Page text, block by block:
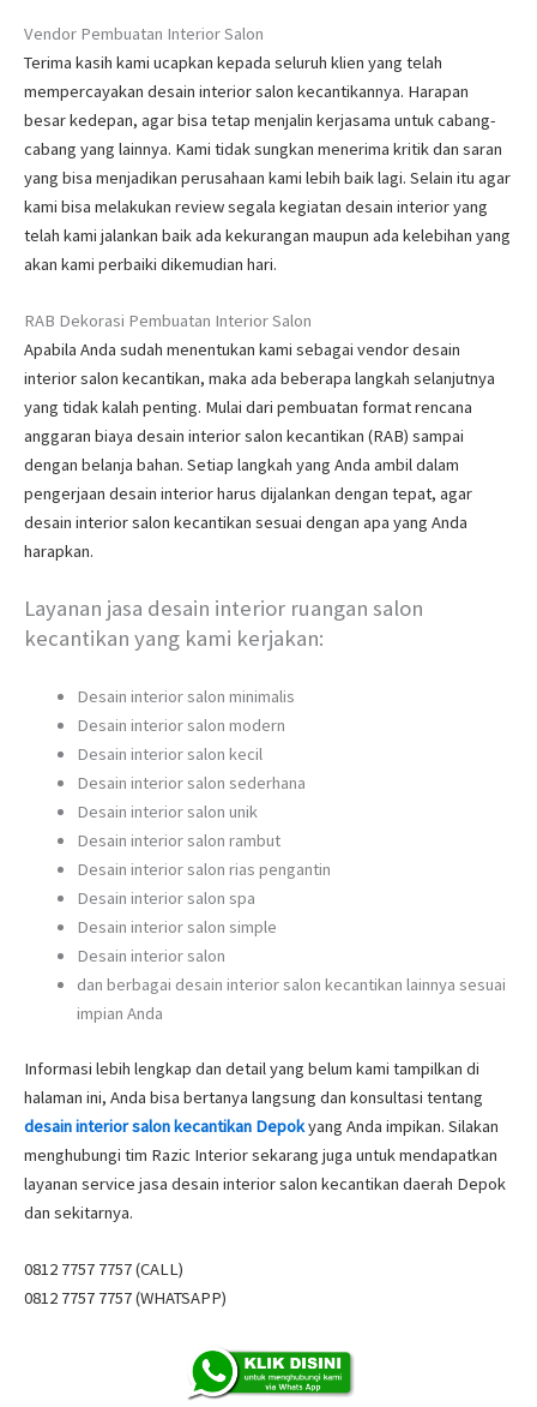
Vendor Pembuatan Interior Salon
Terima kasih kami ucapkan kepada seluruh klien yang telah
mempercayakan desain interior salon kecantikannya. Harapan
besar kedepan, agar bisa tetap menjalin kerjasama untuk cabang-
cabang yang lainnya. Kami tidak sungkan menerima kritik dan saran
yang bisa menjadikan perusahaan kami lebih baik lagi. Selain itu agar
kami bisa melakukan review segala kegiatan desain interior yang
telah kami jalankan baik ada kekurangan maupun ada kelebihan yang
akan kami perbaiki dikemudian hari.
RAB Dekorasi Pembuatan Interior Salon
Apabila Anda sudah menentukan kami sebagai vendor desain
interior salon kecantikan, maka ada beberapa langkah selanjutnya
yang tidak kalah penting. Mulai dari pembuatan format rencana
anggaran biaya desain interior salon kecantikan (RAB) sampai
dengan belanja bahan. Setiap langkah yang Anda ambil dalam
pengerjaan desain interior harus dijalankan dengan tepat, agar
desain interior salon kecantikan sesuai dengan apa yang Anda
harapkan.
Layanan jasa desain interior ruangan salon
kecantikan yang kami kerjakan:
Desain interior salon minimalis
Desain interior salon modern
Desain interior salon kecil
Desain interior salon sederhana
Desain interior salon unik
Desain interior salon rambut
Desain interior salon rias pengantin
Desain interior salon spa
Desain interior salon simple
Desain interior salon
dan berbagai desain interior salon kecantikan lainnya sesuai
impian Anda
Informasi lebih lengkap dan detail yang belum kami tampilkan di
halaman ini, Anda bisa bertanya langsung dan konsultasi tentang
desain interior salon kecantikan Depokyang Anda impikan. Silakan
menghubungi tim Razic Interior sekarang juga untuk mendapatkan
layanan service jasa desain interior salon kecantikan daerah Depok
dan sekitarnya.
0812 7757 7757 (CALL)
0812 7757 7757 (WHATSAPP)